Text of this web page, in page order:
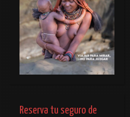
Reserva tu seguro de